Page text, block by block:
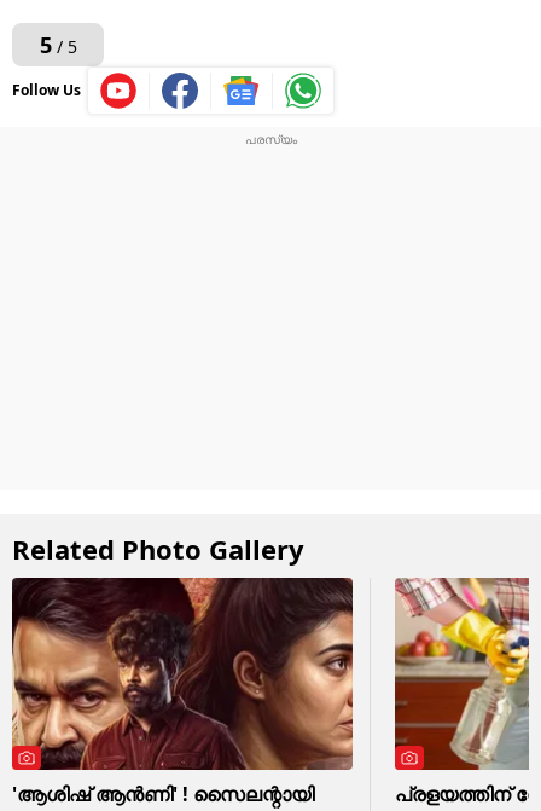
5/ 5
Follow Us
Related Photo Gallery
'ആശിഷ് ആൻണി' ! സൈലന്റായി
പ്രളയത്തിന്